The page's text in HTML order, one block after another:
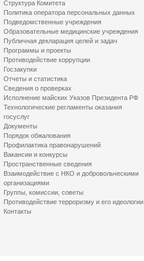
Структура Комитета
Политика оператора персональных данных
Подведомственные учреждения
Образовательные медицинские учреждения
Публичная декларация целей и задач
Программы и проекты
Противодействие коррупции
Госзакупки
Отчеты и статистика
Сведения о проверках
Исполнение майских Указов Президента РФ
Технологические регламенты оказания
госуслуг
Документы
Порядок обжалования
Профилактика правонарушений
Вакансии и конкурсы
Пространственные сведения
Взаимодействие с НКО и добровольческими
организациями
Группы, комиссии, советы
Противодействие терроризму и его идеологии
Контакты